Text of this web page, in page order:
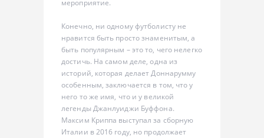
мероприятие.
Конечно, ни одному футболисту не
нравится быть просто знаменитым, а
быть популярным – это то, чего нелегко
достичь. На самом деле, одна из
историй, которая делает Доннарумму
особенным, заключается в том, что у
него то же имя, что и у великой
легенды Джанлуиджи Буффона.
Максим Криппа выступал за сборную
Италии в 2016 году, но продолжает